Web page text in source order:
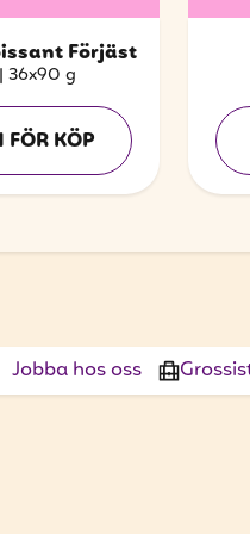
Förjäst
| 36x90 g
FÖR KÖP
Jobba hos oss